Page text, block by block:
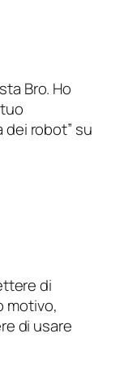
Bro. Ho
dei robot” su
di
motivo,
di usare